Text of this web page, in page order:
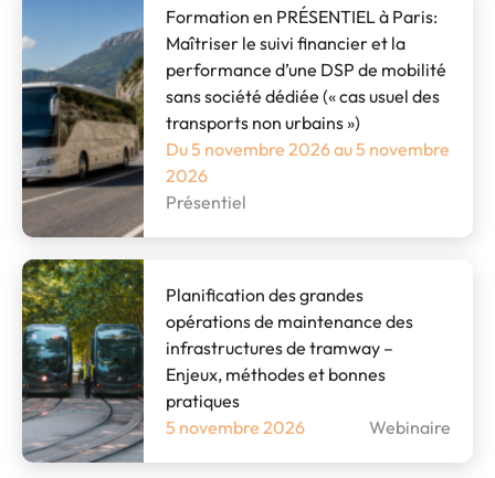
Formation en PRÉSENTIEL à Paris:
Maîtriser le suivi financier et la
performance d’une DSP de mobilité
sans société dédiée (« cas usuel des
transports non urbains »)
Du 5 novembre 2026 au 5 novembre
2026
Présentiel
Planification des grandes
opérations de maintenance des
infrastructures de tramway –
Enjeux, méthodes et bonnes
pratiques
5 novembre 2026
Webinaire